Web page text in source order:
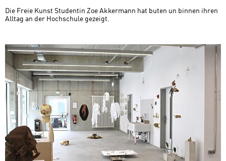
Die Freie Kunst Studentin Zoe Akkermann hat buten un binnen ihren
Alltag an der Hochschule gezeigt.